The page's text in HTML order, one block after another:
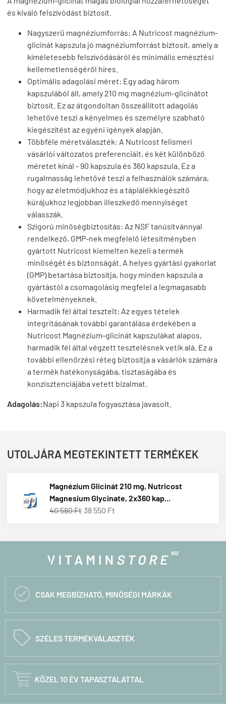
és kiváló felszívódást biztosít.
Nagyszerű magnéziumforrás: A Nutricost magnézium-
glicinát kapszula jó magnéziumforrást biztosít, amely a
kíméletesebb felszívódásáról és minimális emésztési
kellemetlenségéről híres.
Optimális adagolási méret: Egy adag három
kapszulából áll, amely 210 mg magnézium-glicinátot
biztosít. Ez az átgondoltan összeállított adagolás
lehetővé teszi a kényelmes és személyre szabható
kiegészítést az egyéni igények alapján.
Többféle méretválaszték: A Nutricost felismeri
vásárlói változatos preferenciáit, és két különböző
méretet kínál - 90 kapszula és 360 kapszula. Ez a
rugalmasság lehetővé teszi a felhasználók számára,
hogy az életmódjukhoz és a táplálékkiegészítő
kúrájukhoz legjobban illeszkedő mennyiséget
válasszák.
Szigorú minőségbiztosítás: Az NSF tanúsítvánnyal
rendelkező, GMP-nek megfelelő létesítményben
gyártott Nutricost kiemelten kezeli a termék
minőségét és biztonságát. A helyes gyártási gyakorlat
(GMP) betartása biztosítja, hogy minden kapszula a
gyártástól a csomagolásig megfelel a legmagasabb
követelményeknek.
Harmadik fél által tesztelt: Az egyes tételek
integritásának további garantálása érdekében a
Nutricost Magnézium-glicinát kapszulákat alapos,
harmadik fél által végzett tesztelésnek vetik alá. Ez a
további ellenőrzési réteg biztosítja a vásárlók számára
a termék hatékonyságába, tisztaságába és
konzisztenciájába vetett bizalmat.
Adagolás:Napi 3 kapszula fogyasztása javasolt.
UTOLJÁRA MEGTEKINTETT TERMÉKEK
Magnézium Glicinát 210 mg, Nutricost
Magnesium Glycinate, 2x360 kap...
40 580 Ft 38 550 Ft
 CSAK MEGBÍZHATÓ, MINŐSÉGI MÁRKÁK
C SZÉLES TERMÉKVÁLASZTÉK
 KÖZEL 10 ÉV TAPASZTALATTAL